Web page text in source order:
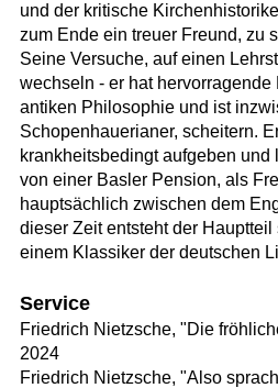
und der kritische
zum Ende ein treuer Freund, zu
Seine Versuche, auf einen
wechseln - er hat hervorragende
antiken Philosophie und ist
Schopenhauerianer, scheitern.
krankheitsbedingt aufgeben und
von einer Basler Pension, als
hauptsächlich zwischen dem
dieser Zeit entsteht der
einem Klassiker der deutschen
Service
Friedrich Nietzsche, "Die
2024
Friedrich Nietzsche, "Also